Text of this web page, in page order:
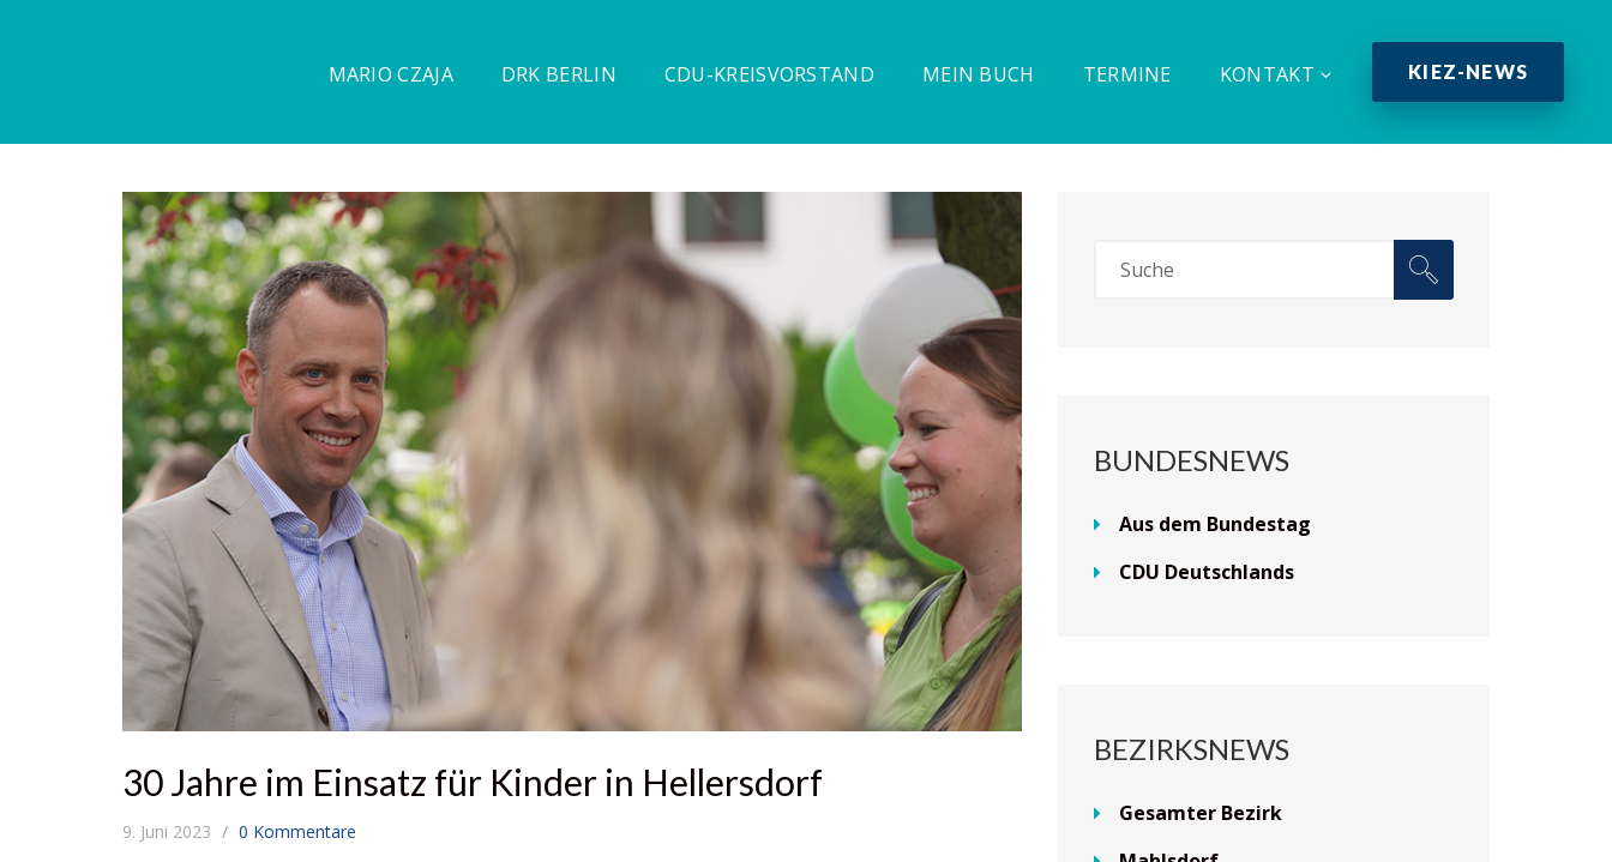
MARIO CZAJA DRK BERLIN CDU-KREISVORSTAND MEIN BUCH TERMINE KONTAKT KIEZ-NEWS
30 Jahre im Einsatz für Kinder in Hellersdorf
9. Juni 2023 0 Kommentare
BUNDESNEWS
Aus dem Bundestag
CDU Deutschlands
BEZIRKSNEWS
Gesamter Bezirk